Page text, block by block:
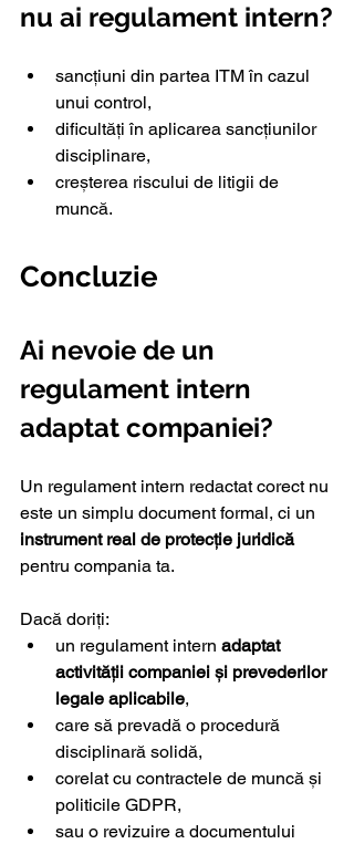
nu ai regulament intern?
sancțiuni din partea ITM în cazul
unui control,
dificultăți în aplicarea sancțiunilor
disciplinare,
creșterea riscului de litigii de
muncă.
Concluzie
Ai nevoie de un
regulament intern
adaptat companiei?
Un regulament intern redactat corect nu
este un simplu document formal, ci un
instrument real de protecție juridică
pentru compania ta.
Dacă doriți:
un regulament intern adaptat
activității companiei și prevederilor
legale aplicabile,
care să prevadă o procedură
disciplinară solidă,
corelat cu contractele de muncă și
politicile GDPR,
sau o revizuire a documentului